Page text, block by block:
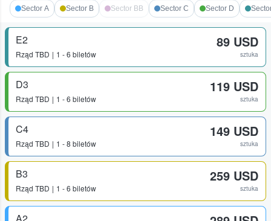
Sector A Sector B Sector BB Sector C Sector D
E2
Rząd TBD 1 - 6 biletów
89 USD
sztuka
D3
Rząd TBD 1 - 6 biletów
119 USD
sztuka
C4
Rząd TBD 1 - 8 biletów
149 USD
sztuka
B3
Rząd TBD 1 - 6 biletów
259 USD
sztuka